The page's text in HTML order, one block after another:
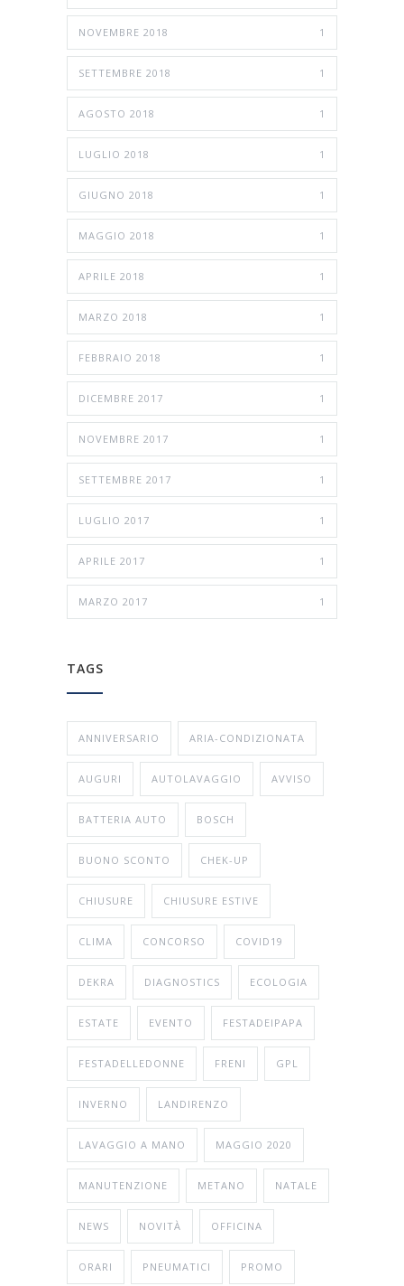
NOVEMBRE 2018 1
SETTEMBRE 2018 1
AGOSTO 2018 1
LUGLIO 2018 1
GIUGNO 2018 1
MAGGIO 2018 1
APRILE 2018 1
MARZO 2018 1
FEBBRAIO 2018 1
DICEMBRE 2017 1
NOVEMBRE 2017 1
SETTEMBRE 2017 1
LUGLIO 2017 1
APRILE 2017 1
MARZO 2017 1
TAGS
ANNIVERSARIO ARIA-CONDIZIONATA
AUGURI AUTOLAVAGGIO AVVISO
BATTERIA AUTO BOSCH
BUONO SCONTO CHEK-UP
CHIUSURE CHIUSURE ESTIVE
CLIMA CONCORSO COVID19
DEKRA DIAGNOSTICS ECOLOGIA
ESTATE EVENTO FESTADEIPAPA
FESTADELLEDONNE FRENI GPL
INVERNO LANDIRENZO
LAVAGGIO A MANO MAGGIO 2020
MANUTENZIONE METANO NATALE
NEWS NOVITÀ OFFICINA
ORARI PNEUMATICI PROMO